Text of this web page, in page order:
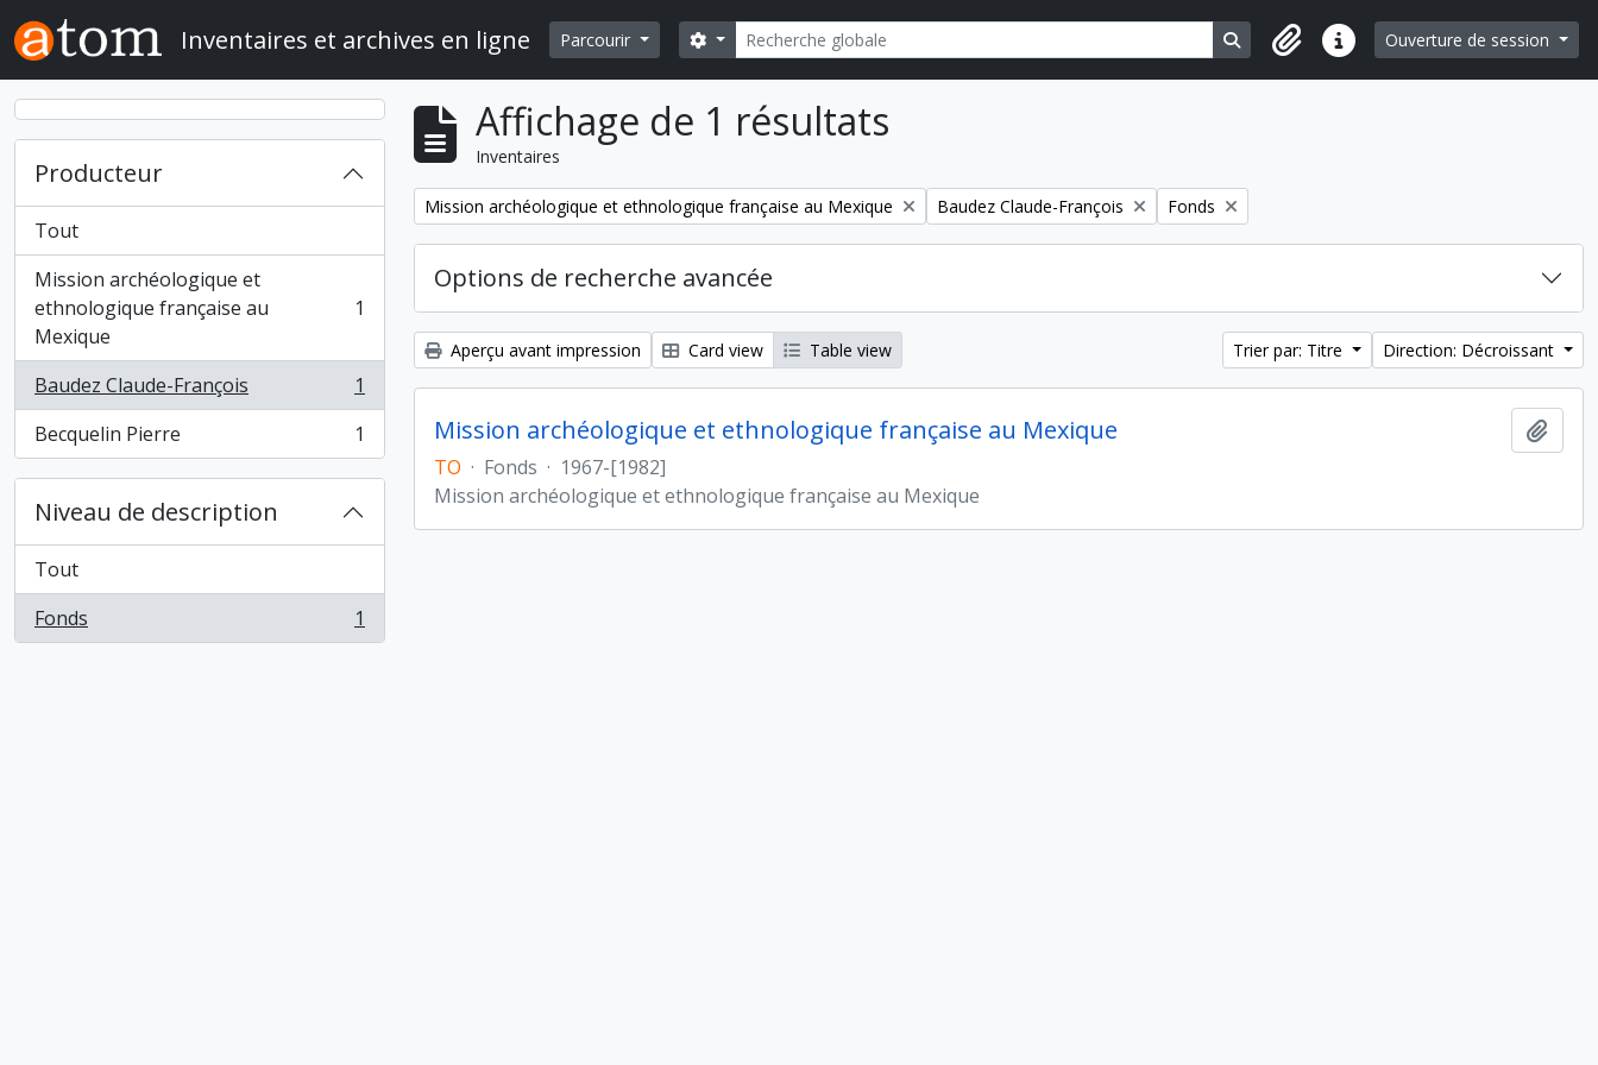
Skip to main content
Inventaires et archives en ligne Parcourir Rechercher
Search options Search in browse page
Liens rapidesOuverture de session
Producteur
Tout
Mission archéologique et
ethnologique française au
Mexique
, 1 résultats 1
Baudez Claude-François
, 1 résultats
1
Becquelin Pierre
, 1 résultats 1
Niveau de description
Tout
Fonds
, 1 résultats 1
Affichage de 1 résultats
Inventaires
Remove filter:
Mission archéologique et ethnologique française au Mexique Remove filter:
Baudez Claude-François Remove filter:
Fonds
Options de recherche avancée
Aperçu avant impression Card view Table view Trier par: Titre Direction: Décroissant
Mission archéologique et ethnologique française au Mexique
TO · Fonds · 1967-[1982]
Mission archéologique et ethnologique française au Mexique